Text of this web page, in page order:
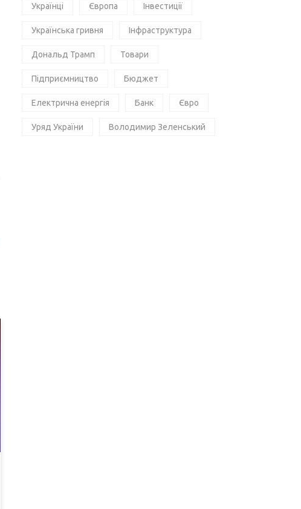
Українці Європа Інвестиції
Українська гривня Інфраструктура
Дональд Трамп Товари
Підприємництво Бюджет
Електрична енергія Банк Євро
Уряд України Володимир Зеленський